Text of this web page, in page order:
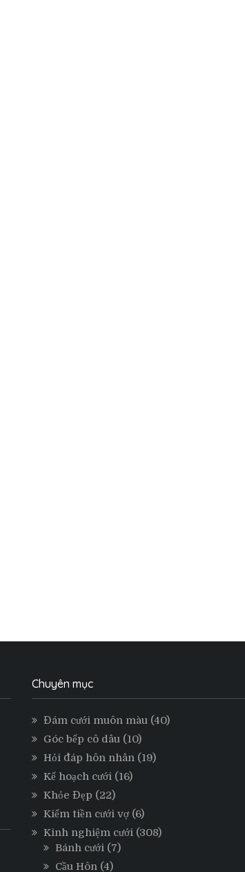
Chuyên mục
Đám cưới muôn màu(40)
Góc bếp cô dâu(10)
Hỏi đáp hôn nhân(19)
Kế hoạch cưới(16)
Khỏe Đẹp (22)
Kiếm tiền cưới vợ(6)
Kinh nghiệm cưới(308)
Bánh cưới(7)
Cầu Hôn(4)